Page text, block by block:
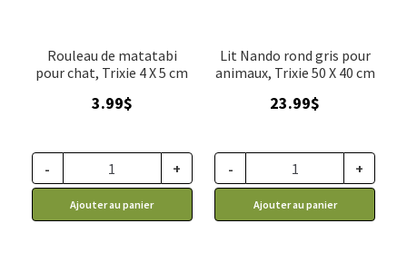
Rouleau de matatabi
pour chat, Trixie 4 X 5 cm
3.99$
- +
Ajouter au panier
Lit Nando rond gris pour
animaux, Trixie 50 X 40 cm
23.99$
- +
Ajouter au panier